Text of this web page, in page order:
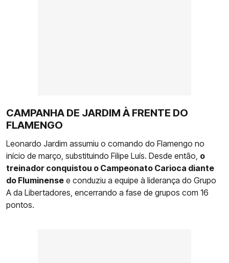
CAMPANHA DE JARDIM À FRENTE DO
FLAMENGO
Leonardo Jardim assumiu o comando do Flamengo no
início de março, substituindo Filipe Luís. Desde então, o
treinador conquistou o Campeonato Carioca diante
do Fluminense e conduziu a equipe à liderança do Grupo
A da Libertadores, encerrando a fase de grupos com 16
pontos.